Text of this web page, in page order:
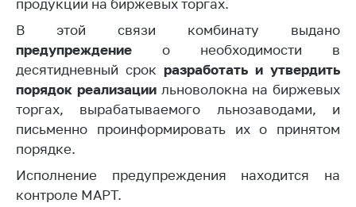
контроль закупок
Защита прав
потребителей
Регулирование
рекламной
деятельности
Международное
сотрудничество
продукции на биржевых торгах.
В этой связи комбинату выдано
предупреждение о необходимости в
десятидневный срок разработать и утвердить
порядок реализации льноволокна на биржевых
торгах, вырабатываемого льнозаводами, и
письменно проинформировать их о принятом
порядке.
Исполнение предупреждения находится на
контроле МАРТ.